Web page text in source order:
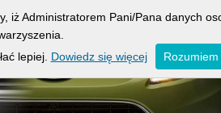
Administratorem Pani/Pana danych
lepiej. Dowiedz się więcej Rozumiem